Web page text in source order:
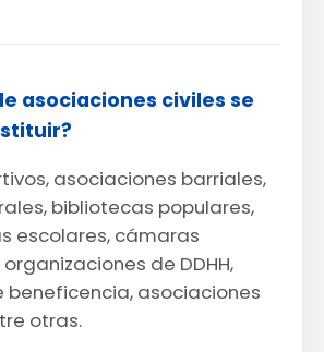
asociaciones civiles se
asociaciones barriales,
bibliotecas populares,
escolares, cámaras
de DDHH,
asociaciones
otras.